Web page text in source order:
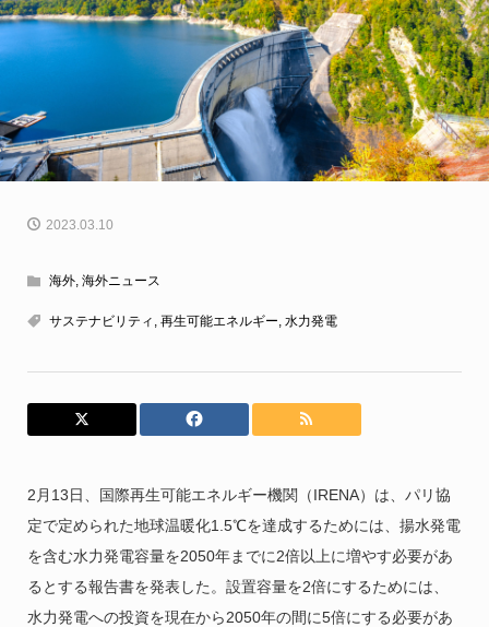
2023.03.10
海外, 海外ニュース
サステナビリティ , 再生可能エネルギー, 水力発電
2月13日、国際再生可能エネルギー機関（IRENA）は、パリ協
定で定められた地球温暖化1.5℃を達成するためには、揚水発電
を含む水力発電容量を2050年までに2倍以上に増やす必要があ
るとする報告書を発表した。設置容量を2倍にするためには、
水力発電への投資を現在から2050年の間に5倍にする必要があ